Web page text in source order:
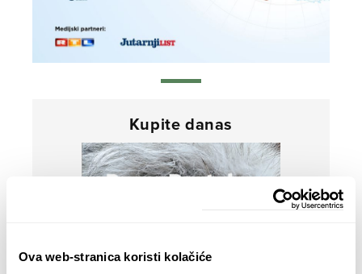
Ova web-stranica koristi kolačiće
Kupite danas